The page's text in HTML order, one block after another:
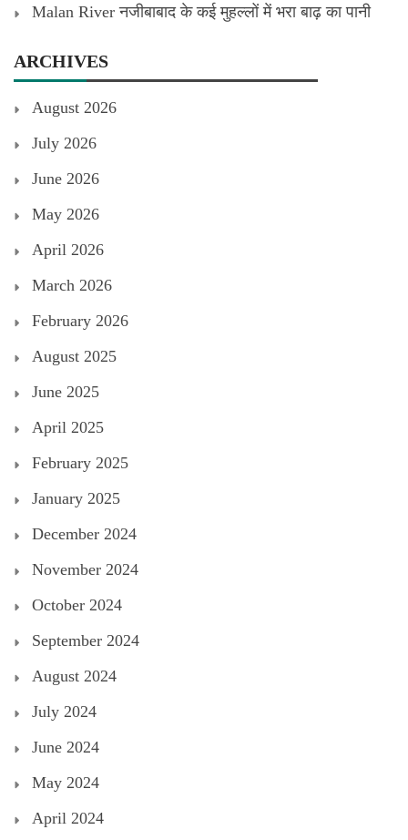
Malan River नजीबाबाद के कई मुहल्लों में भरा बाढ़ का पानी
ARCHIVES
August 2026
July 2026
June 2026
May 2026
April 2026
March 2026
February 2026
August 2025
June 2025
April 2025
February 2025
January 2025
December 2024
November 2024
October 2024
September 2024
August 2024
July 2024
June 2024
May 2024
April 2024